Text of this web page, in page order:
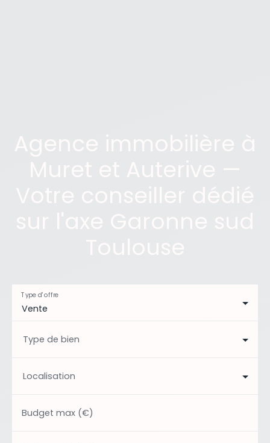
Agence immobilière à
Muret et Auterive —
Votre conseiller dédié
sur l'axe Garonne sud
Toulouse
Vente
Type d'offre
Type de bien
Localisation
Budget max (€)